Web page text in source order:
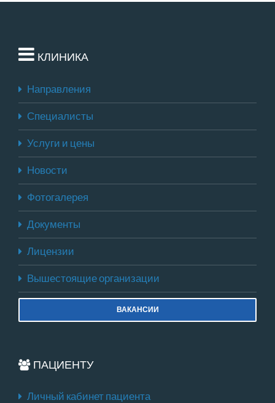
КЛИНИКА
Направления
Специалисты
Услуги и цены
Новости
Фотогалерея
Документы
Лицензии
Вышестоящие организации
ВАКАНСИИ
ПАЦИЕНТУ
Личный кабинет пациента